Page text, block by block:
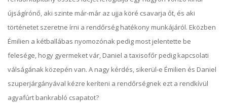
újságírónő, aki szinte már-már az ujja köré csavarja őt, és aki
történetet szeretne írni a rendőrség hatékony munkájáról. Eközben
Émilien a kétballábas nyomozónak pedig most jelentette be
felesége, hogy gyermeket vár, Daniel a taxisofőr pedig kapcsolati
válságának közepén van. A nagy kérdés, sikerül-e Émilien és Daniel
szuperjárgányával kézre keríteni a rendőrségnek ezt a rendkívül
agyafúrt bankrabló csapatot?